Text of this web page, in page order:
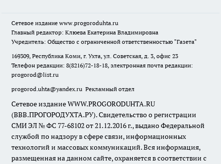
Сетевое издание www.progoroduhta.ru
Главный редактор: Клюева Екатерина Владимировна
Учредитель: Общество с ограниченной ответственностью "Газета"
169309, Республика Коми, г. Ухта, ул. Советская, д. 3, офис 23
Телефон редакции: 8(8216)72-18-18, электронная почта редакции:
progorod@list.ru
progorod.uhta@yandex.ru Рекламный отдел
Сетевое издание WWW.PROGORODUHTA.RU
(ВВВ.ПРОГОРОДУХТА.РУ). Свидетельство о регистрации
СМИ ЭЛ № ФС 77-68102 от 21.12.2016 г., выдано Федеральной
службой по надзору в сфере связи, информационных
технологий и массовых коммуникаций. Вся информация,
размещенная на данном сайте, охраняется в соответствии с